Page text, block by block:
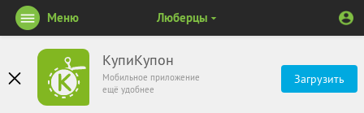
КупиКупон
Мобильное приложение
ещё удобнее
Загрузить
Меню Люберцы